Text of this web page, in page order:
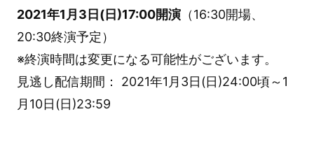
2021年1月3日(日)17:00開演（16:30開場、
20:30終演予定）
※終演時間は変更になる可能性がございます。
見逃し配信期間： 2021年1月3日(日)24:00頃～1
月10日(日)23:59